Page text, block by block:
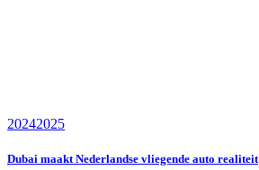
20242025
Dubai maakt Nederlandse vliegende auto realiteit